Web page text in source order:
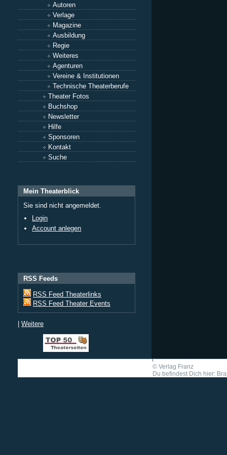
Autoren
Verlage
Magazine
Ausbildung
Regie
Weiteres
Agenturen
Vereine & Institutionen
Technische Theaterberufe
Theater Fotos
Buchshop
Newsletter
Hilfe
Sponsoren
Kontakt
Suche
Mein Theaterblick
Sie sind nicht angemeldet.
Login
Account anlegen
RSS Feeds
RSS Feed Theaterlinks
RSS Feed Theater Events
| Weitere
© Verlag Franz
Du befindest Dich hier: